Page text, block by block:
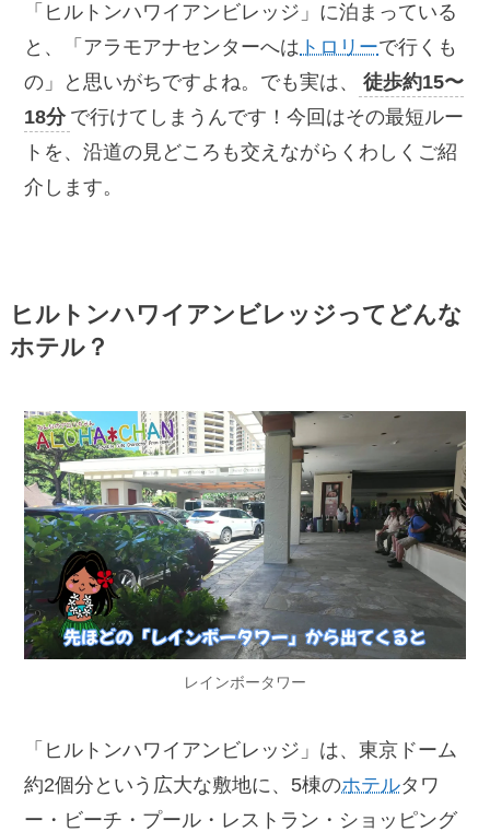
「ヒルトンハワイアンビレッジ」に泊まっている
と、「アラモアナセンターへは トロリーで行くも
の」と思いがちですよね。でも実は、
徒歩約15〜
18分 で行けてしまうんです！今回はその最短ルー
トを、沿道の見どころも交えながらくわしくご紹
介します。
ヒルトンハワイアンビレッジってどんな
ホテル？
レインボータワー
「ヒルトンハワイアンビレッジ」は、東京ドーム
約2個分という広大な敷地に、5棟のホテルタワ
ー・ビーチ・プール・レストラン・ショッピング